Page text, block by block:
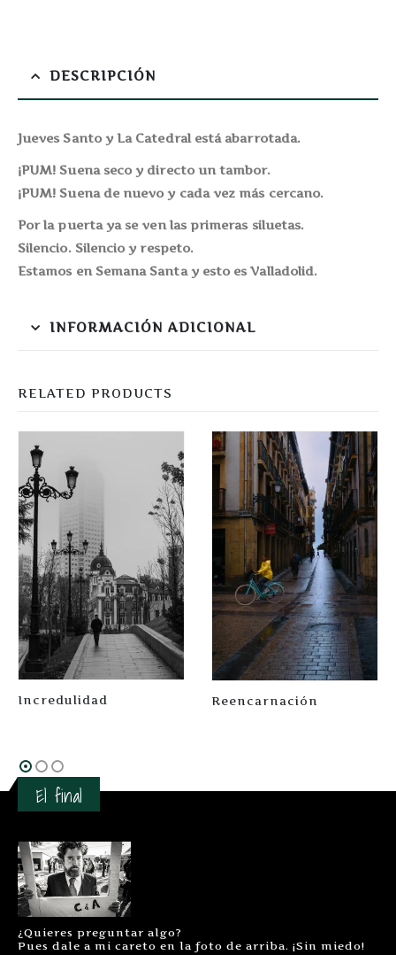
DESCRIPCIÓN
Jueves Santo y La Catedral está abarrotada.
¡PUM! Suena seco y directo un tambor.
¡PUM! Suena de nuevo y cada vez más cercano.
Por la puerta ya se ven las primeras siluetas.
Silencio. Silencio y respeto.
Estamos en Semana Santa y esto es Valladolid.
INFORMACIÓN ADICIONAL
RELATED PRODUCTS
Incredulidad Reencarnación
El final
¿Quieres preguntar algo?
Pues dale a mi careto en la foto de arriba. ¡Sin miedo!